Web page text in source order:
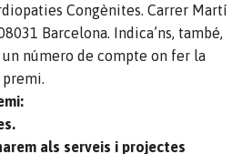
Congènites. Carrer Martí
Barcelona. Indica’ns, també,
número de compte on fer la
als serveis i projectes